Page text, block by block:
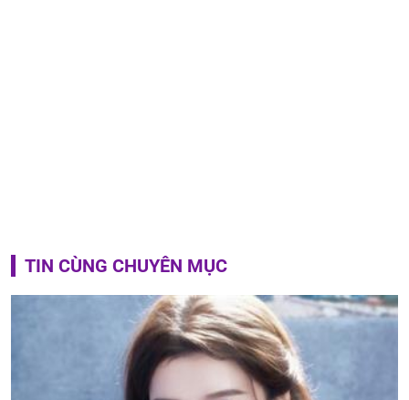
TIN CÙNG CHUYÊN MỤC